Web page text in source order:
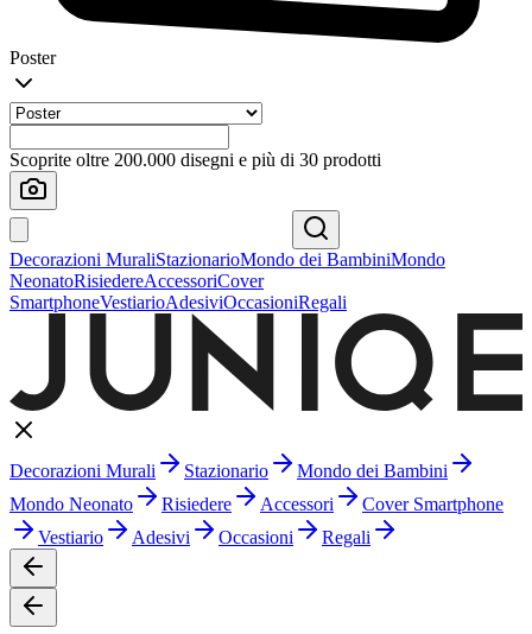
Poster
Scoprite oltre 200.000 disegni e più di 30 prodotti
Decorazioni MuraliStazionarioMondo dei BambiniMondo
NeonatoRisiedereAccessoriCover
SmartphoneVestiarioAdesiviOccasioniRegali
Decorazioni Murali Stazionario
Mondo dei Bambini
Mondo Neonato
Risiedere Accessori
Cover Smartphone
Vestiario
Adesivi Occasioni Regali